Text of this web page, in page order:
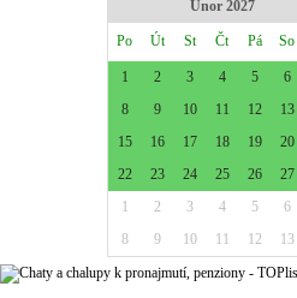
Únor 2027
Po Út St Čt Pá So
1 2 3 4 5 6
8
9 10 11 12 13
15
16 17 18 19 20
22
23 24 25 26 27
1
2 3 4 5 6
8
9 10 11 12 13